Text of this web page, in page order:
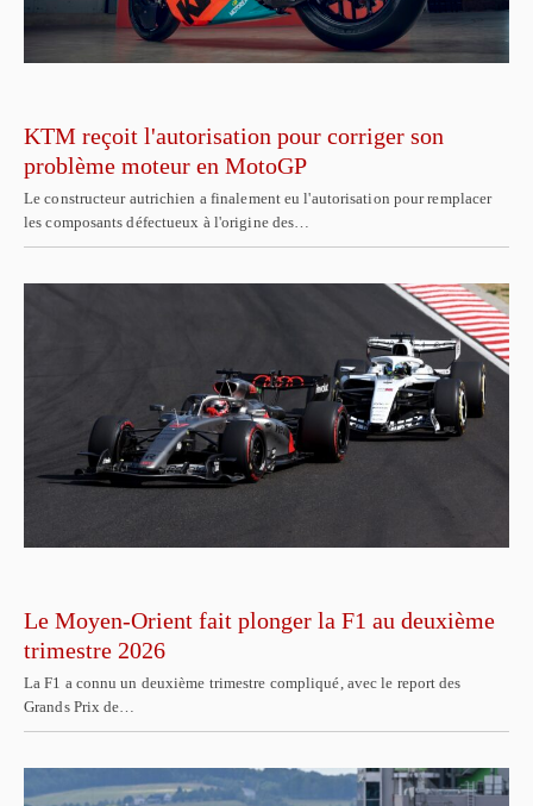
KTM reçoit l'autorisation pour corriger son
problème moteur en MotoGP
Le constructeur autrichien a finalement eu l'autorisation pour remplacer
les composants défectueux à l'origine des…
Le Moyen-Orient fait plonger la F1 au deuxième
trimestre 2026
La F1 a connu un deuxième trimestre compliqué, avec le report des
Grands Prix de…